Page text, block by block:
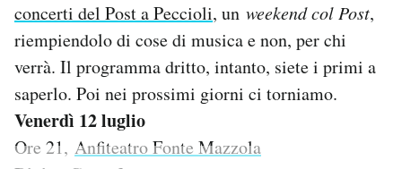
Newsletter
Notifiche mobile
Regala il Post
Hai bisogno di aiuto?
Esci
concerti del Post a Peccioli, un weekend col Post,
riempiendolo di cose di musica e non, per chi
verrà. Il programma dritto, intanto, siete i primi a
saperlo. Poi nei prossimi giorni ci torniamo.
Venerdì 12 luglio
Ore 21, Anfiteatro Fonte Mazzola